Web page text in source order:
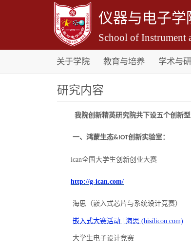
仪器与电子学
School of Instrument
关于学院 教育与培养 学术与
研究内容
我院创新精英研究院共下设五个创新
一、鸿蒙生态&IOT创新实验室：
ican全国大学生创新创业大赛
http://g-ican.com/
海思（嵌入式芯片与系统设计竞赛）
嵌入式大赛活动 | 海思 (hisilicon.com)
大学生电子设计竞赛